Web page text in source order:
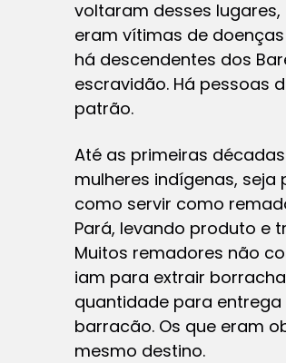
voltaram desses
eram vítimas de
há descendentes dos
escravidão. Há pessoas
patrão.
Até as primeiras
mulheres indígenas,
como servir como
Pará, levando produto e
Muitos remadores não
iam para extrair
quantidade para
barracão. Os que eram
mesmo destino.